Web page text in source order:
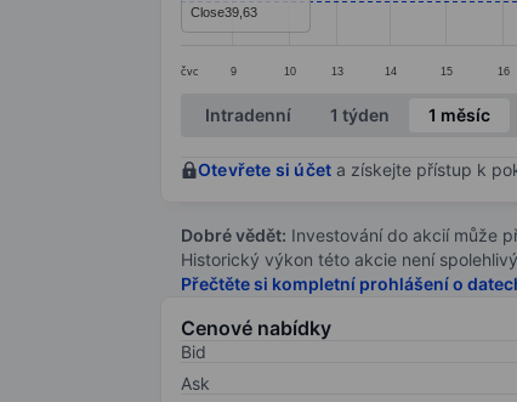
čvc 9 10 13 14 15 16
Close39,63
End of interactive chart.
Intradenní 1 týden 1 měsíc
Otevřete si účet a získejte přístup k
Dobré vědět: Investování do akcií může
Historický výkon této akcie není
Přečtěte si kompletní prohlášení o
Cenové nabídky
Bid
Ask